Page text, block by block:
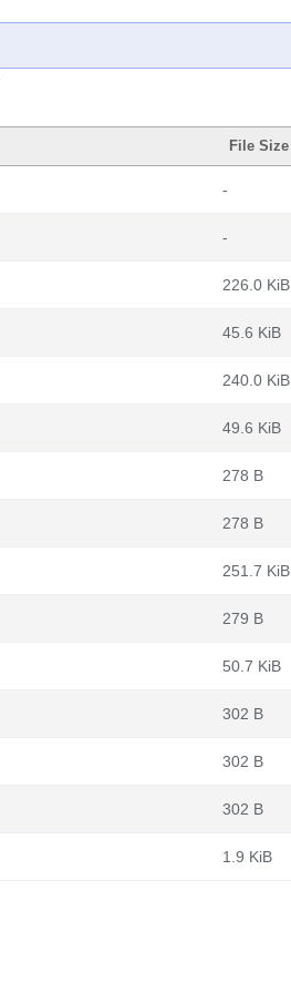
File Size
-
-
226.0 KiB
45.6 KiB
240.0 KiB
49.6 KiB
278 B
278 B
251.7 KiB
279 B
50.7 KiB
302 B
302 B
302 B
1.9 KiB